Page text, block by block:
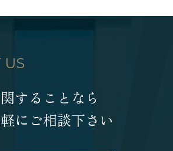
US
することなら
にご相談下さい